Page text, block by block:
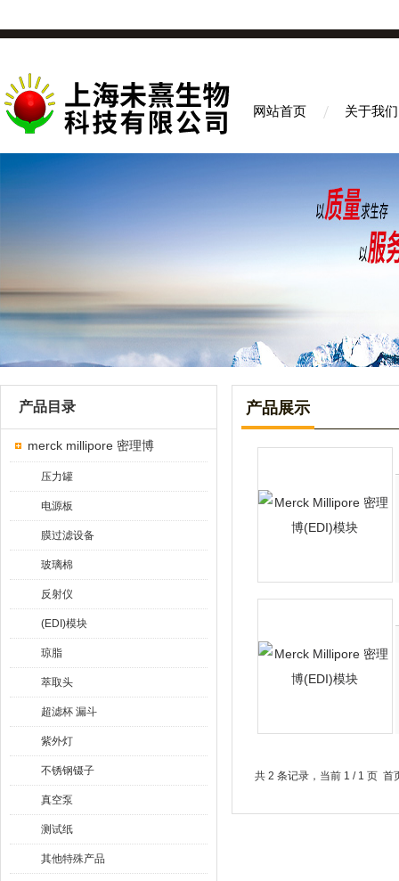
网站首页 关于我们
产品目录
merck millipore 密理博
压力罐
电源板
膜过滤设备
玻璃棉
反射仪
(EDI)模块
琼脂
萃取头
超滤杯 漏斗
紫外灯
不锈钢镊子
真空泵
测试纸
其他特殊产品
产品展示
共 2 条记录，当前 1 / 1 页